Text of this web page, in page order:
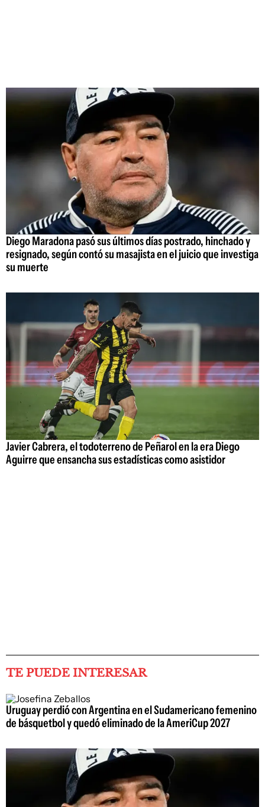
Diego Maradona pasó sus últimos días postrado, hinchado y
resignado, según contó su masajista en el juicio que investiga
su muerte
Javier Cabrera, el todoterreno de Peñarol en la era Diego
Aguirre que ensancha sus estadísticas como asistidor
TE PUEDE INTERESAR
Uruguay perdió con Argentina en el Sudamericano femenino
de básquetbol y quedó eliminado de la AmeriCup 2027